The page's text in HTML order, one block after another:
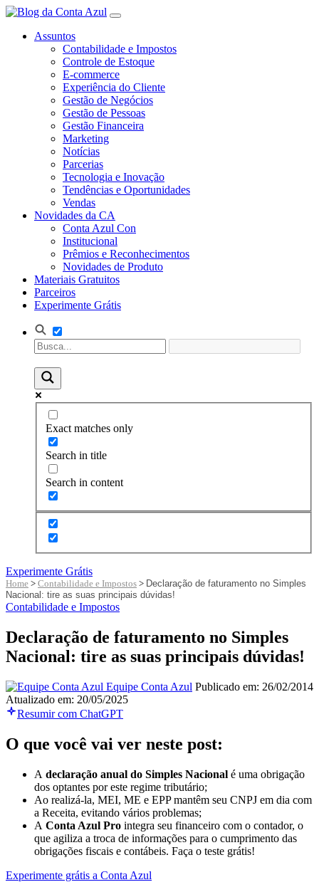
Assuntos
Contabilidade e Impostos
Controle de Estoque
E-commerce
Experiência do Cliente
Gestão de Negócios
Gestão de Pessoas
Gestão Financeira
Marketing
Notícias
Parcerias
Tecnologia e Inovação
Tendências e Oportunidades
Vendas
Novidades da CA
Conta Azul Con
Institucional
Prêmios e Reconhecimentos
Novidades de Produto
Materiais Gratuitos
Parceiros
Experimente Grátis
Exact matches only
Search in title
Search in content
Experimente Grátis
Home > Contabilidade e Impostos > Declaração de faturamento no Simples
Nacional: tire as suas principais dúvidas!
Contabilidade e Impostos
Declaração de faturamento no Simples
Nacional: tire as suas principais dúvidas!
Equipe Conta Azul Publicado em: 26/02/2014
Atualizado em: 20/05/2025
Resumir com ChatGPT
O que você vai ver neste post:
A declaração anual do Simples Nacional é uma obrigação
dos optantes por este regime tributário;
Ao realizá-la, MEI, ME e EPP mantêm seu CNPJ em dia com
a Receita, evitando vários problemas;
A Conta Azul Pro integra seu financeiro com o contador, o
que agiliza a troca de informações para o cumprimento das
obrigações fiscais e contábeis. Faça o teste grátis!
Experimente grátis a Conta Azul